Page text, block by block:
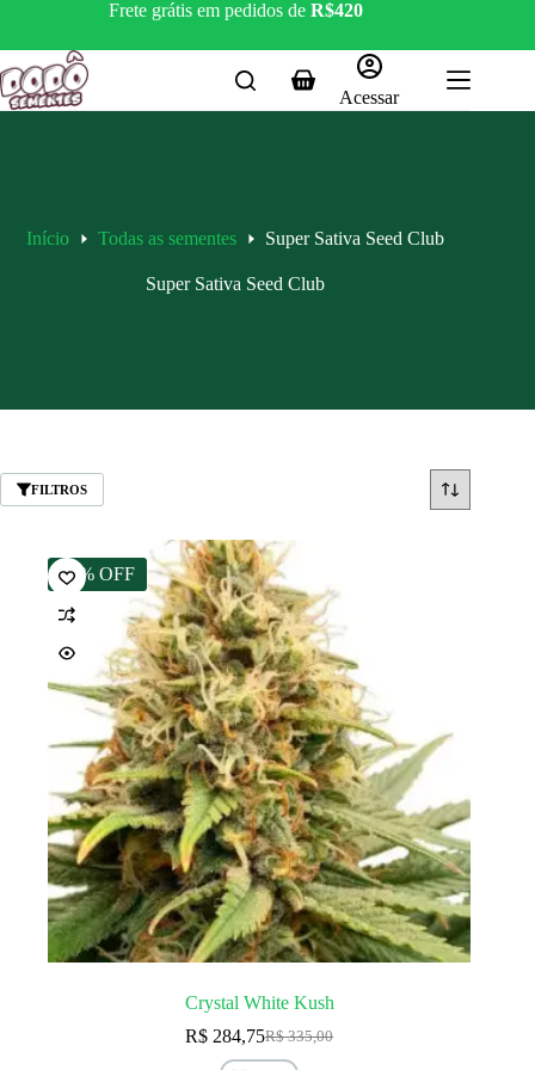
o
conteúdo
Frete grátis em pedidos de R$420
CarrinhoAcessar
Início Todas as sementes Super Sativa Seed Club
Super Sativa Seed Club
FILTROS
15% OFF
Crystal White Kush
R$335,00
O
R$ 284,75O